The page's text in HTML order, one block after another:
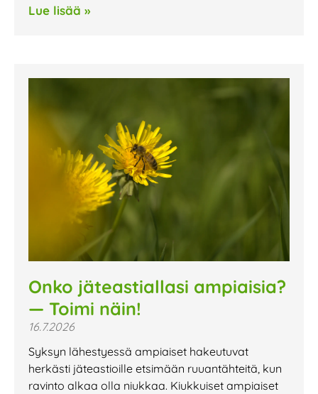
Lue lisää »
Onko jäteastiallasi ampiaisia?
— Toimi näin!
16.7.2026
Syksyn lähestyessä ampiaiset hakeutuvat
herkästi jäteastioille etsimään ruuantähteitä, kun
ravinto alkaa olla niukkaa. Kiukkuiset ampiaiset